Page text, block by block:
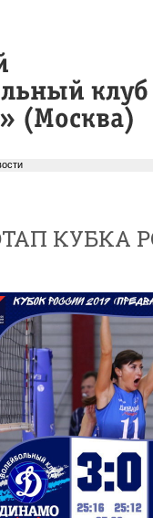
КУБКА